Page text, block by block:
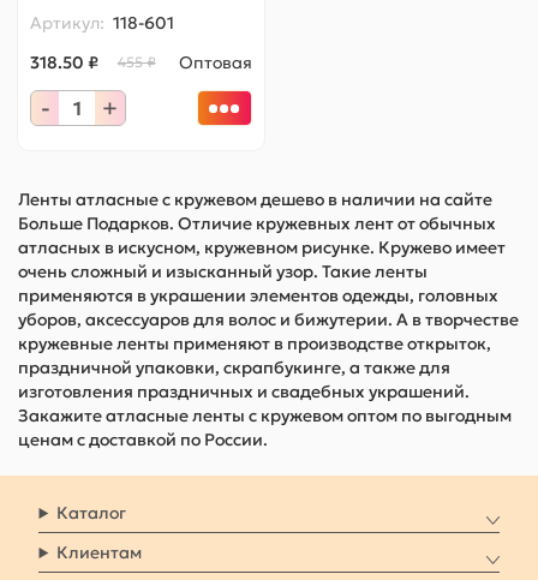
Артикул: 118-601
318.50 ₽
455 ₽ Оптовая
- +
Ленты атласные с кружевом дешево в наличии на сайте
Больше Подарков. Отличие кружевных лент от обычных
атласных в искусном, кружевном рисунке. Кружево имеет
очень сложный и изысканный узор. Такие ленты
применяются в украшении элементов одежды, головных
уборов, аксессуаров для волос и бижутерии. А в творчестве
кружевные ленты применяют в производстве открыток,
праздничной упаковки, скрапбукинге, а также для
изготовления праздничных и свадебных украшений.
Закажите атласные ленты с кружевом оптом по выгодным
ценам с доставкой по России.
Каталог
Клиентам